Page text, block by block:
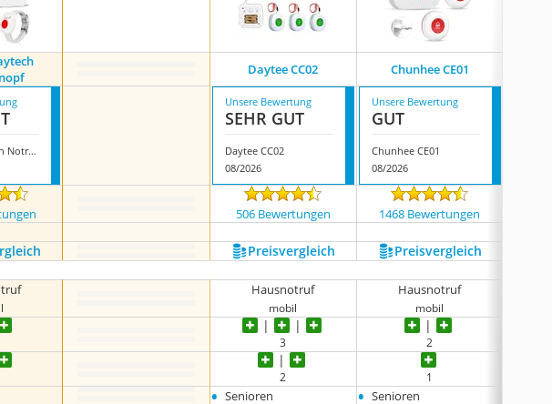
Daytee CC02 Chunhee CE01
Daytee Daytech Notrufknopf
Unsere Bewertung
SEHR GUT
Daytee CC02
08/2026
Unsere Bewertung
GUT
Chunhee CE01
08/2026
506 Bewertungen 1468 Bewertungen
Preis­vergleich Preis­vergleich
Hausnotruf
mobil
Hausnotruf
mobil
3 2
2 1
• Senioren • Senioren